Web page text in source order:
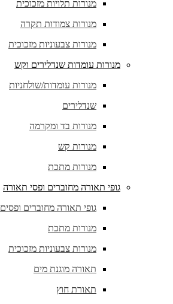
מנורות תלויות מזכוכית
מנורות צמודות תקרה
מנורות צבעוניות מזכוכית
מנורות עומדות שנדלירים וקש
מנורות עומדות/שולחניות
שנדלירים
מנורות בד ומקרמה
מנורות קש
מנורות מתכת
גופי תאורה מחוברים ופסי תאורה
גופי תאורה מחוברים ופסים
מנורות מתכת
מנורות צבעוניות מזכוכית
תאורה מוגנת מים
תאורת חוץ